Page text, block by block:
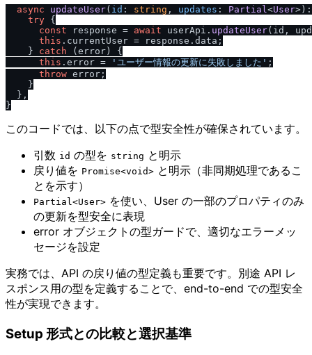
async
updateUser( id : string , updates : Partial<User
try {
const response = await userApi. updateUser(id,
this . currentUser = response. data ;
    }
catch (error) {
this . error = 'ユーザー情報の更新に失敗しました' ;
throw error;
    }
  },
このコードでは、以下の点で型安全性が確保されています。
引数 id の型を string と明示
戻り値を Promise<void> と明示（非同期処理であるこ
とを示す）
Partial<User> を使い、User の一部のプロパティのみ
の更新を型安全に表現
error オブジェクトの型ガードで、適切なエラーメッ
セージを設定
実務では、API の戻り値の型定義も重要です。別途 API レ
スポンス用の型を定義することで、end-to-end での型安全
性が実現できます。
Setup 形式との比較と選択基準